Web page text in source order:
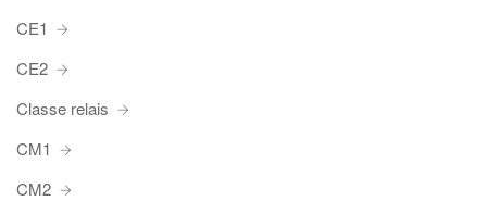
CE1
CE2
Classe relais
CM1
CM2